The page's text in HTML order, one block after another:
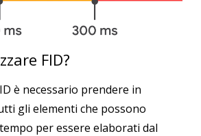
FID?
è necessario prendere in
gli elementi che possono
per essere elaborati dal